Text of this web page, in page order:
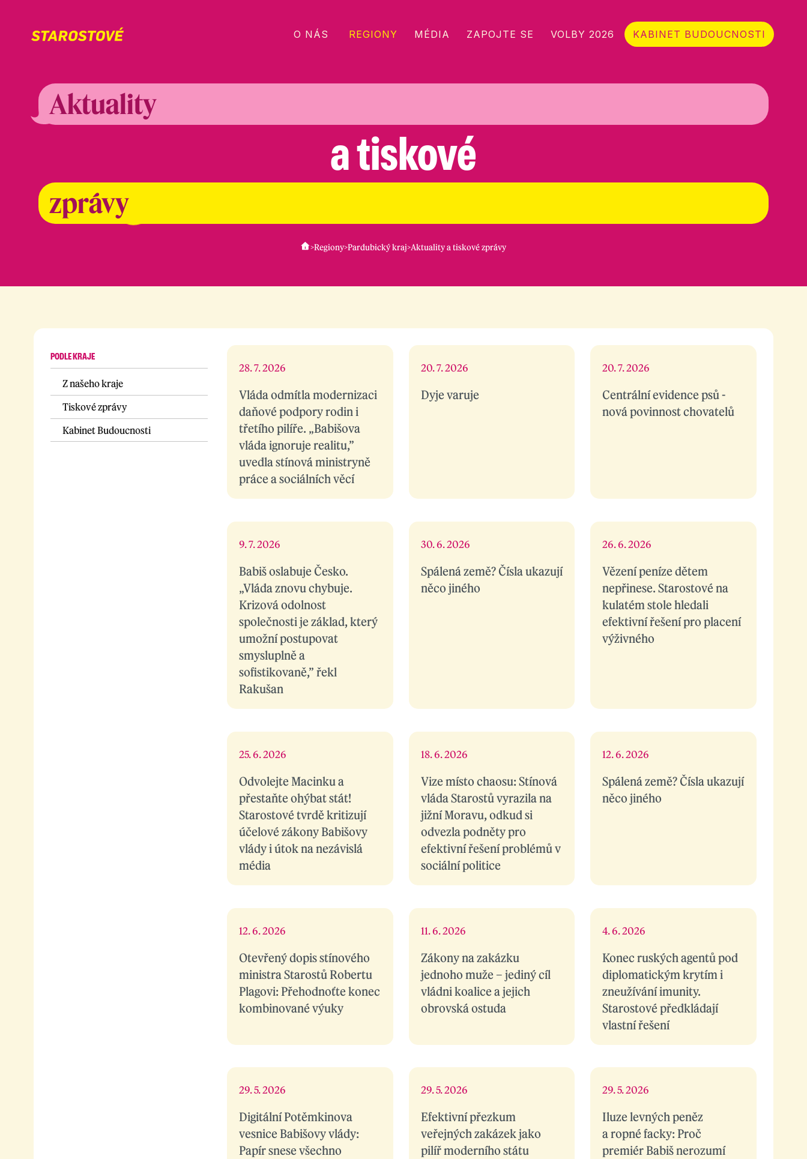
O NÁS REGIONY MÉDIA ZAPOJTE SE VOLBY 2026 KABINET BUDOUCNOSTI
Aktuality
a tiskové
zprávy
>Regiony>Pardubický kraj>Aktuality a tiskové zprávy
PODLE KRAJE
Z našeho kraje
Tiskové zprávy
Kabinet Budoucnosti
Vláda odmítla modernizaci
daňové podpory rodin i
třetího pilíře. „Babišova
vláda ignoruje realitu,”
uvedla stínová ministryně
práce a sociálních věcí
28. 7. 2026
Dyje varuje
20. 7. 2026
Centrální evidence psů -
nová povinnost chovatelů
20. 7. 2026
Babiš oslabuje Česko.
„Vláda znovu chybuje.
Krizová odolnost
společnosti je základ, který
umožní postupovat
smysluplně a
sofistikovaně,” řekl
Rakušan
9. 7. 2026
Spálená země? Čísla ukazují
něco jiného
30. 6. 2026
Vězení peníze dětem
nepřinese. Starostové na
kulatém stole hledali
efektivní řešení pro placení
výživného
26. 6. 2026
Odvolejte Macinku a
přestaňte ohýbat stát!
Starostové tvrdě kritizují
účelové zákony Babišovy
vlády i útok na nezávislá
média
25. 6. 2026
Vize místo chaosu: Stínová
vláda Starostů vyrazila na
jižní Moravu, odkud si
odvezla podněty pro
efektivní řešení problémů v
sociální politice
18. 6. 2026
Spálená země? Čísla ukazují
něco jiného
12. 6. 2026
Otevřený dopis stínového
ministra Starostů Robertu
Plagovi: Přehodnoťte konec
kombinované výuky
12. 6. 2026
Zákony na zakázku
jednoho muže – jediný cíl
vládni koalice a jejich
obrovská ostuda
11. 6. 2026
Konec ruských agentů pod
diplomatickým krytím i
zneužívání imunity.
Starostové předkládají
vlastní řešení
4. 6. 2026
Digitální Potěmkinova
vesnice Babišovy vlády:
Papír snese všechno
29. 5. 2026
Efektivní přezkum
veřejných zakázek jako
pilíř moderního státu
29. 5. 2026
Iluze levných peněz
a ropné facky: Proč
premiér Babiš nerozumí
29. 5. 2026